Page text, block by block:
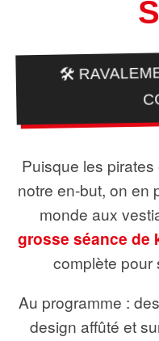
🛠️
Puisque les
notre en-but, on en
monde aux
grosse séance de
complète pour
Au programme :
design affûté et